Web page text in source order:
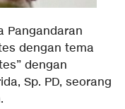
Pangandaran
dengan tema
dengan
Sp. PD, seorang